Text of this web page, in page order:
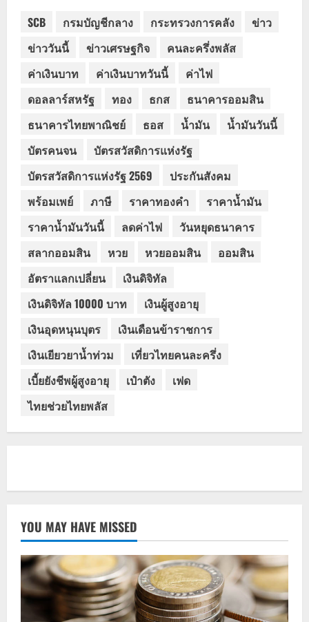
SCB กรมบัญชีกลาง กระทรวงการคลัง
ข่าว
ข่าววันนี้
ข่าวเศรษฐกิจ
คนละครึ่งพลัส
ค่าเงินบาท
ค่าเงินบาทวันนี้
ค่าไฟ
ดอลลาร์สหรัฐ
ทอง ธกส
ธนาคารออมสิน
ธนาคารไทยพาณิชย์
ธอส น้ำมัน
น้ำมันวันนี้
บัตรคนจน
บัตรสวัสดิการแห่งรัฐ
บัตรสวัสดิการแห่งรัฐ 2569
ประกันสังคม
พร้อมเพย์
ภาษี ราคาทองคำ
ราคาน้ำมัน
ราคาน้ำมันวันนี้
ลดค่าไฟ
วันหยุดธนาคาร
สลากออมสิน
หวย หวยออมสิน
ออมสิน
อัตราแลกเปลี่ยน
เงินดิจิทัล
เงินดิจิทัล 10000 บาท
เงินผู้สูงอายุ
เงินอุดหนุนบุตร
เงินเดือนข้าราชการ
เงินเยียวยาน้ำท่วม
เที่ยวไทยคนละครึ่ง
เบี้ยยังชีพผู้สูงอายุ
เป๋าตัง
เฟด
ไทยช่วยไทยพลัส
YOU MAY HAVE MISSED